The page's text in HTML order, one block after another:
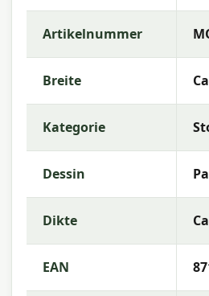
EAN:8713229230142
Marke:Madison
Abmessung:Ca. 105x50 cm
Stoff:50% Baumwolle 50%
Farbechtheit:4 von 8
Garantie:
Gebrauchsanweisung
Waschen Sie den
Artikelnummer
Breite
Kategorie
Dessin
Dikte
EAN